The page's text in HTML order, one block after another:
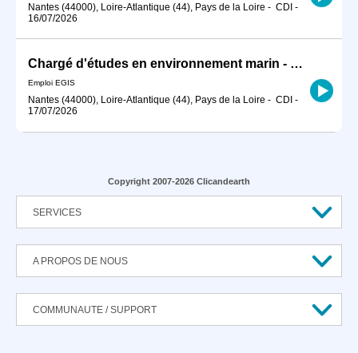
Nantes (44000), Loire-Atlantique (44), Pays de la Loire - CDI -
16/07/2026
Chargé d'études en environnement marin - Nantes H/F
Emploi EGIS
Nantes (44000), Loire-Atlantique (44), Pays de la Loire - CDI -
17/07/2026
Copyright 2007-2026 Clicandearth
SERVICES
A PROPOS DE NOUS
COMMUNAUTE / SUPPORT